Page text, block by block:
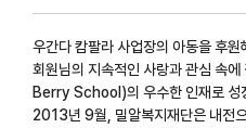
우간다 캄팔라 사업장의 아동을 후원
회원님의 지속적인 사랑과 관심 속
Berry School)의 우수한 인재로 성
2013년 9월, 밀알복지재단은 내전